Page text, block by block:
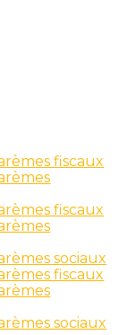
fiscaux
fiscaux
sociaux
fiscaux
sociaux